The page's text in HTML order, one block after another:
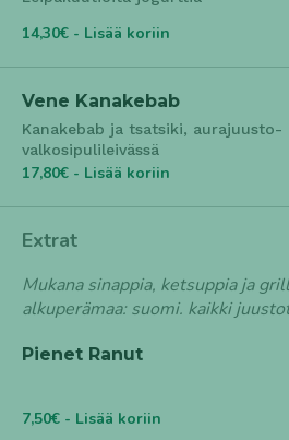
14,30€ - Lisää koriin
Vene Kanakebab
Kanakebab ja tsatsiki, aurajuusto-
valkosipulileivässä
17,80€ - Lisää koriin
Extrat
Mukana sinappia, ketsuppia ja
alkuperämaa: suomi. kaikki
Pienet Ranut
7,50€ - Lisää koriin